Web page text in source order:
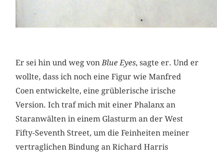
Er sei hin und weg vonBlue Eyes, sagte er. Und er
wollte, dass ich noch eine Figur wie Manfred
Coen entwickelte, eine grüblerische irische
Version. Ich traf mich mit einer Phalanx an
Staranwälten in einem Glasturm an der West
Fifty-Seventh Street, um die Feinheiten meiner
vertraglichen Bindung an Richard Harris